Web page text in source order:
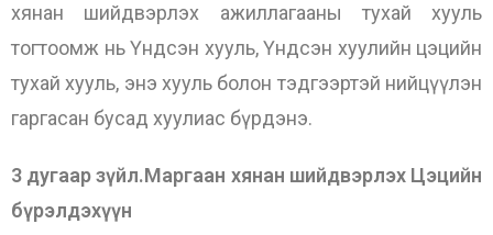
хянан шийдвэрлэх ажиллагааны тухай хууль
тогтоомж нь Үндсэн хууль, Үндсэн хуулийн цэцийн
тухай хууль, энэ хууль болон тэдгээртэй нийцүүлэн
гаргасан бусад хуулиас бүрдэнэ.
3 дугаар зүйл.Маргаан хянан шийдвэрлэх Цэцийн
бүрэлдэхүүн